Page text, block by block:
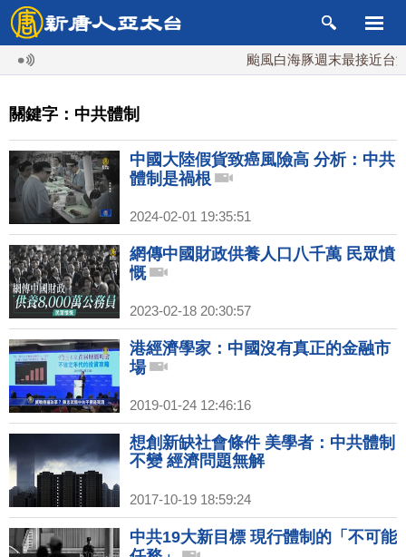
颱風白海豚週末最接近台灣
關鍵字：中共體制
中國大陸假貨致癌風險高 分析：中共
體制是禍根
2024-02-01 19:35:51
網傳中國財政供養人口八千萬 民眾憤
慨
2023-02-18 20:30:57
港經濟學家：中國沒有真正的金融市
場
2019-01-24 12:46:16
想創新缺社會條件 美學者：中共體制
不變 經濟問題無解
2017-10-19 18:59:24
中共19大新目標 現行體制的「不可能